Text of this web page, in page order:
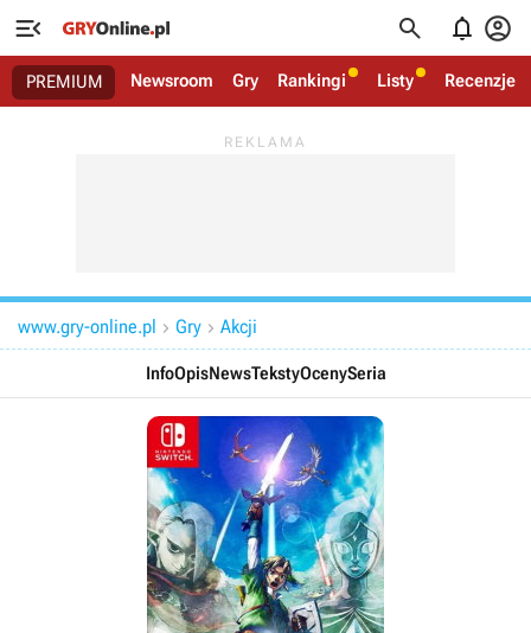
   
PREMIUM Newsroom Gry Rankingi Listy Recenzje
www.gry-online.pl  Gry  Akcji
InfoOpisNewsTekstyOcenySeria